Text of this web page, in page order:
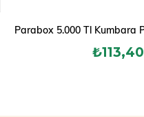
₺113,40